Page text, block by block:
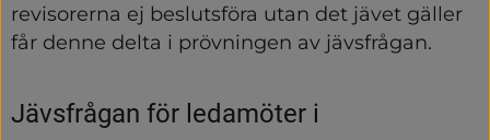
revisorerna ej beslutsföra utan det jävet gäller
får denne delta i prövningen av jävsfrågan.
Jävsfrågan för ledamöter i